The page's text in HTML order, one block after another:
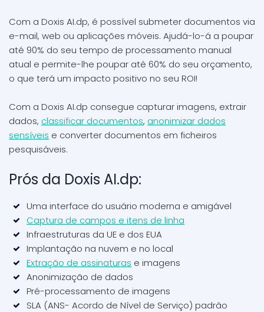
Com a Doxis AI.dp, é possível submeter documentos via
e-mail, web ou aplicações móveis. Ajudá-lo-á a poupar
até 90% do seu tempo de processamento manual
atual e permite-lhe poupar até 60% do seu orçamento,
o que terá um impacto positivo no seu ROI!
Com a Doxis AI.dp consegue capturar imagens, extrair
dados, classificar documentos, anonimizar dados
sensíveis e converter documentos em ficheiros
pesquisáveis.
Prós da Doxis AI.dp:
Uma interface do usuário moderna e amigável
Captura de campos e itens de linha
Infraestruturas da UE e dos EUA
Implantação na nuvem e no local
Extração de assinaturas e imagens
Anonimização de dados
Pré-processamento de imagens
SLA (ANS- Acordo de Nível de Serviço) padrão